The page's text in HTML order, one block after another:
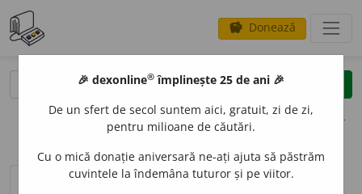
savings Donează
clear
opțiuni
sinteza definițiilor (1)
definiții (30)
🎉 dexonline® împlinește 25 de ani 🎉
De un sfert de secol suntem aici, gratuit, zi de zi,
pentru milioane de căutări.
Cu o mică donație aniversară ne-ați ajuta să păstrăm
cuvintele la îndemâna tuturor și pe viitor.